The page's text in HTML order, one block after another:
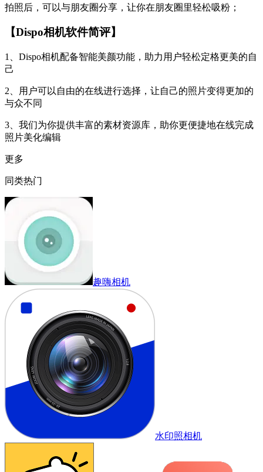
拍照后，可以与朋友圈分享，让你在朋友圈里轻松吸粉；
【Dispo相机软件简评】
1、Dispo相机配备智能美颜功能，助力用户轻松定格更美的自
己
2、用户可以自由的在线进行选择，让自己的照片变得更加的
与众不同
3、我们为你提供丰富的素材资源库，助你更便捷地在线完成
照片美化编辑
更多
同类热门
趣嗨相机
水印照相机